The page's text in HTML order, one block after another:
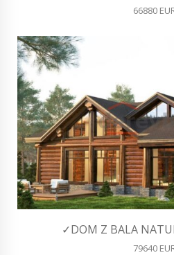
66880
✓DOM Z BALA
79640